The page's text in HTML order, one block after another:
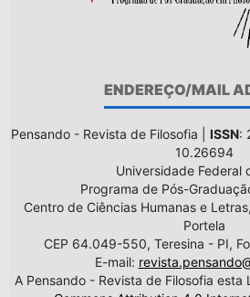
ENDEREÇO/MAIL
Pensando - Revista de Filosofia | ISSN:
10.26694
Universidade Federal
Programa de Pós-
Centro de Ciências Humanas e
Portela
CEP 64.049-550, Teresina - PI,
E-mail:
A Pensando - Revista de Filosofia esta